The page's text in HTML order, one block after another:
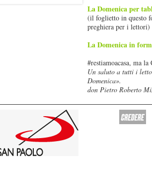
La Domenica per
(il foglietto in questo
preghiera per i lettori)
La Domenica in
#restiamoacasa, ma la
Un saluto a tutti i
Domenica».
don Pietro Roberto